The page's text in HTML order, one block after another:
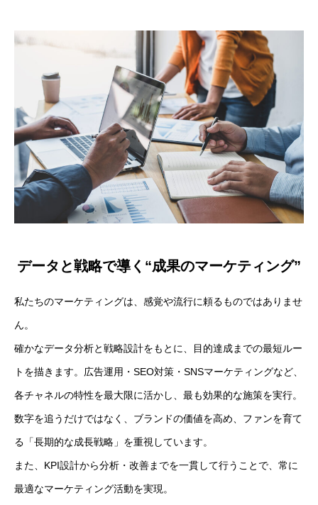
CONTACT
特商法・プライバシーポリシー
データと戦略で導く“成果のマーケティング”
私たちのマーケティングは、感覚や流行に頼るものではありませ
ん。
確かなデータ分析と戦略設計をもとに、目的達成までの最短ルー
トを描きます。広告運用・SEO対策・SNSマーケティングなど、
各チャネルの特性を最大限に活かし、最も効果的な施策を実行。
数字を追うだけではなく、ブランドの価値を高め、ファンを育て
る「長期的な成長戦略」を重視しています。
また、KPI設計から分析・改善までを一貫して行うことで、常に
最適なマーケティング活動を実現。